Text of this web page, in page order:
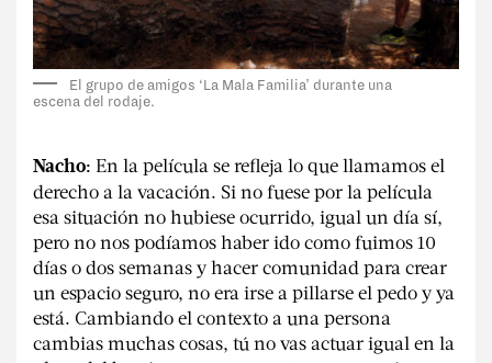
El grupo de amigos ‘La Mala Familia’ durante una
escena del rodaje.
Nacho: En la película se refleja lo que llamamos el
derecho a la vacación. Si no fuese por la película
esa situación no hubiese ocurrido, igual un día sí,
pero no nos podíamos haber ido como fuimos 10
días o dos semanas y hacer comunidad para crear
un espacio seguro, no era irse a pillarse el pedo y ya
está. Cambiando el contexto a una persona
cambias muchas cosas, tú no vas actuar igual en la